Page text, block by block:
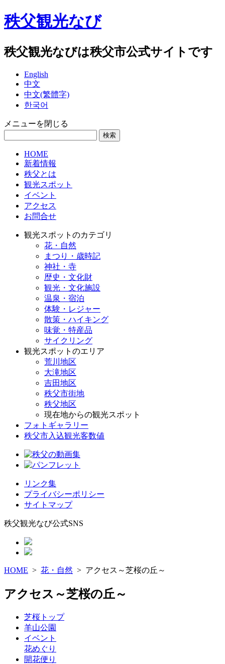
秩父観光なび
秩父観光なびは秩父市公式サイトです
English
中文
中文(繁體字)
한국어
メニューを閉じる
HOME
新着情報
秩父とは
観光スポット
イベント
アクセス
お問合せ
観光スポットのカテゴリ
花・自然
まつり・歳時記
神社・寺
歴史・文化財
観光・文化施設
温泉・宿泊
体験・レジャー
散策・ハイキング
味覚・特産品
サイクリング
観光スポットのエリア
荒川地区
大滝地区
吉田地区
秩父市街地
秩父地区
現在地からの観光スポット
フォトギャラリー
秩父市入込観光客数値
リンク集
プライバシーポリシー
サイトマップ
秩父観光なび公式SNS
HOME > 花・自然 > アクセス～芝桜の丘～
アクセス～芝桜の丘～
芝桜トップ
羊山公園
イベント
花めぐり
開花便り